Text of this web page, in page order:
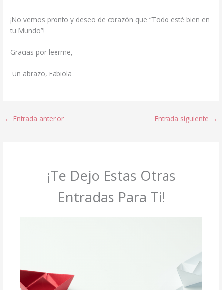
¡No vemos pronto y deseo de corazón que “Todo esté bien en
tu Mundo”!
Gracias por leerme,
Un abrazo, Fabiola
← Entrada anterior Entrada siguiente →
¡Te Dejo Estas Otras
Entradas Para Ti!